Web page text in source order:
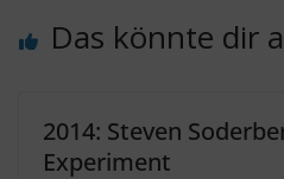
Das könnte dir
2014: Steven
Experiment